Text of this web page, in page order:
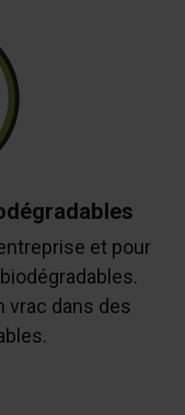
et pour
vrac dans des